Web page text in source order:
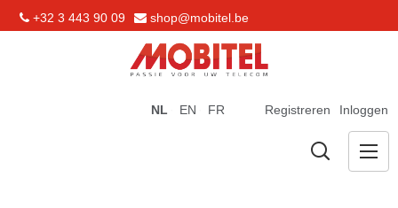
+32 3 443 90 09 shop@mobitel.be
Registreren Inloggen
NL EN FR